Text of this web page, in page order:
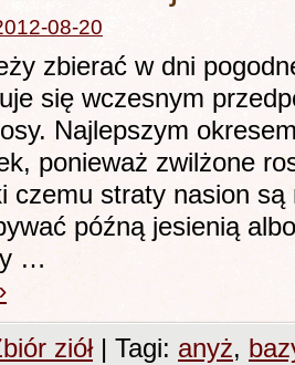
08-20
zbierać w dni
się wczesnym
Najlepszym
ponieważ zwilżone
czemu straty nasion
późną jesienią
…
ziół | Tagi: anyż,